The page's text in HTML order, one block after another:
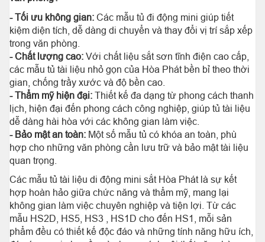
- Tối ưu không gian: Các mẫu tủ đi động mini giúp tiết
kiệm diện tích, dễ dàng di chuyển và thay đổi vị trí sắp xếp
trong văn phòng.
- Chất lượng cao: Với chất liệu sắt sơn tĩnh điện cao cấp,
các mẫu tủ tài liệu nhỏ gọn của Hòa Phát bền bỉ theo thời
gian, chống trầy xước và độ bền cao.
- Thẩm mỹ hiện đại: Thiết kế đa dạng từ phong cách thanh
lịch, hiện đại đến phong cách công nghiệp, giúp tủ tài liệu
dễ dàng hài hòa với các không gian làm việc.
- Bảo mật an toàn: Một số mẫu tủ có khóa an toàn, phù
hợp cho những văn phòng cần lưu trữ và bảo mật tài liệu
quan trọng.
Các mẫu tủ tài liệu di động mini sắt Hòa Phát là sự kết
hợp hoàn hảo giữa chức năng và thẩm mỹ, mang lại
không gian làm việc chuyên nghiệp và tiện lợi. Từ các
mẫu HS2D, HS5, HS3 , HS1D cho đến HS1, mỗi sản
phẩm đều có thiết kế độc đáo và những tính năng hữu ích,